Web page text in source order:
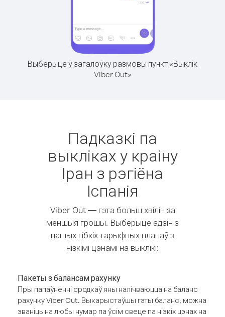
Выберыце ў загалоўку размовы пункт «Выклік
Viber Out»
Падказкі па
выкліках у краіну
Іран з рэгіёна
Іспанія
Viber Out — гэта больш хвілін за
меншыя грошы. Выберыце адзін з
нашых гібкіх тарыфных планаў з
нізкімі цэнамі на выклікі:
Пакеты з балансам рахунку
Пры папаўненні сродкаў яны налічваюцца на баланс
рахунку Viber Out. Выкарыстаўшы гэты баланс, можна
званіць на любы нумар па ўсім свеце па нізкіх цэнах на